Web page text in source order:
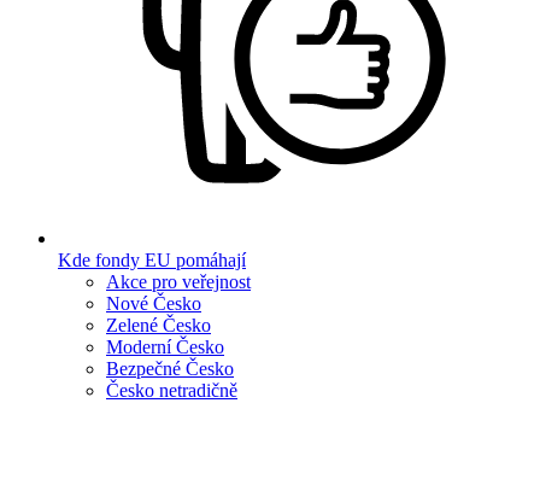
Kde fondy EU pomáhají
Akce pro veřejnost
Nové Česko
Zelené Česko
Moderní Česko
Bezpečné Česko
Česko netradičně